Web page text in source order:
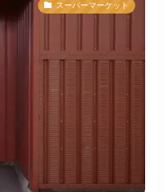
スーパーマーケット